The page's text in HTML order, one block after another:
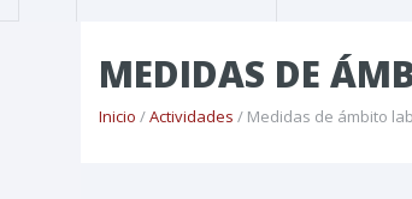
MEDIDAS DE
Inicio /Actividades / Medidas de ámbito